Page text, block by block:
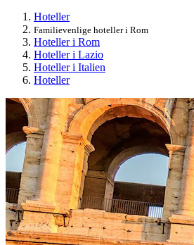
Hoteller
Familievenlige hoteller i Rom
Hoteller i Rom
Hoteller i Lazio
Hoteller i Italien
Hoteller